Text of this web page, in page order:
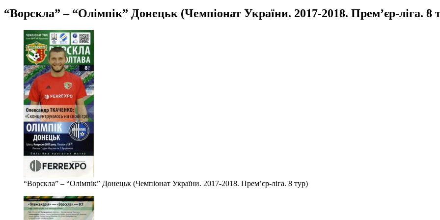
“Ворскла” – “Олімпік” Донецьк (Чемпіонат України. 2017-2018. Прем’єр-ліга. 8
“Ворскла” – “Олімпік” Донецьк (Чемпіонат України. 2017-2018. Прем’єр-ліга. 8 тур)